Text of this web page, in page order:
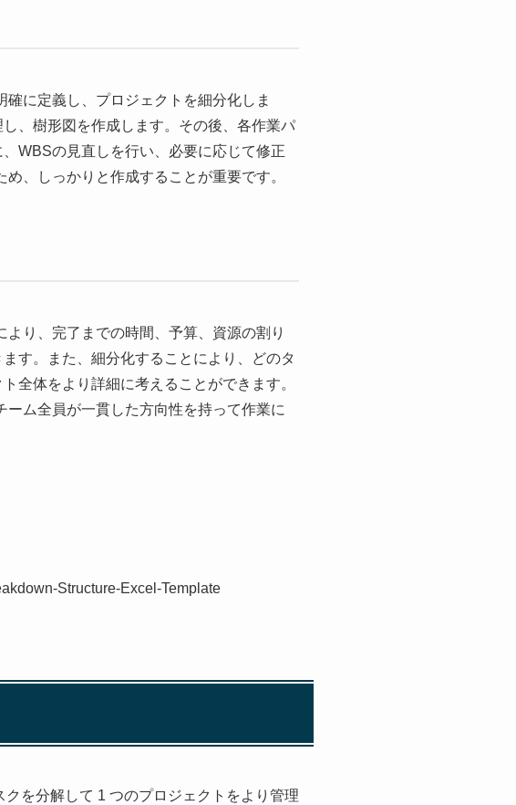
に定義し、プロジェクトを細分化しま
、樹形図を作成します。その後、各作業パ
WBSの見直しを行い、必要に応じて修正
、しっかりと作成することが重要です。
り、完了までの時間、予算、資源の割り
す。また、細分化することにより、どのタ
全体をより詳細に考えることができます。
ム全員が一貫した方向性を持って作業に
Structure-Excel-Template
を分解して 1 つのプロジェクトをより管理